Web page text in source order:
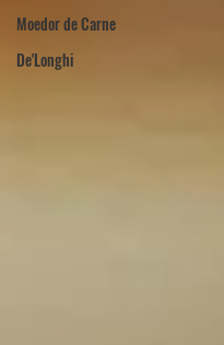
Moedor de Carne
De'Longhi